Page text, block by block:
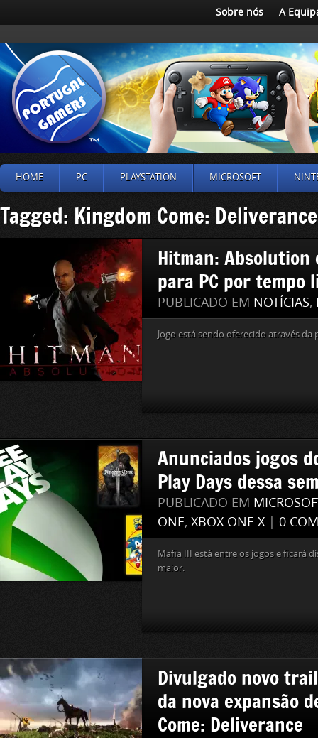
Sobre nós A
HOME PC PLAYSTATION MICROSOFT
Tagged: Kingdom Come: Deliverance
Hitman:
para PC por tempo
PUBLICADO EM NOTÍCIAS,
Jogo está sendo oferecido através da
Anunciados jogos
Play Days dessa
PUBLICADO EM
ONE, XBOX ONE X 0
Mafia III está entre os jogos e ficará
maior.
Divulgado novo
da nova expansão
Come: Deliverance